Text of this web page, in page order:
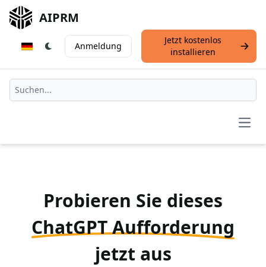
AIPRM
Anmeldung
Jetzt kostenlos
installieren
Probieren Sie dieses
ChatGPT Aufforderung
jetzt aus